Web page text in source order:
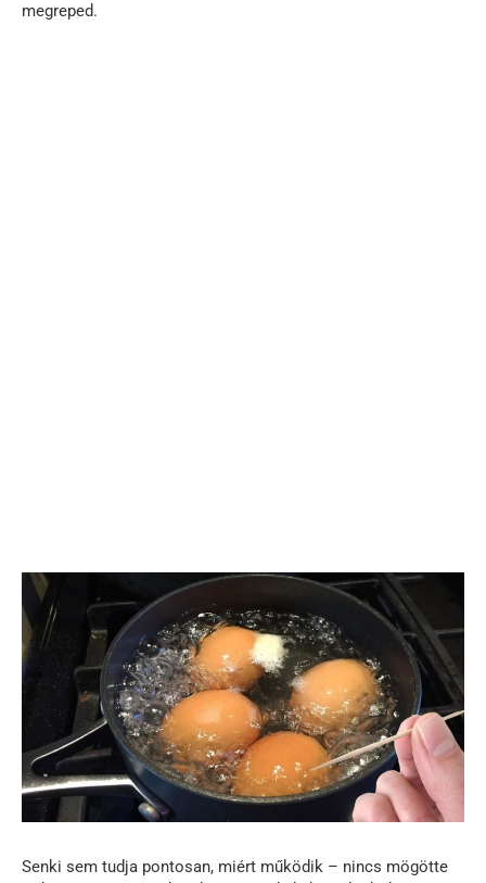
megreped.
Senki sem tudja pontosan, miért működik – nincs mögötte